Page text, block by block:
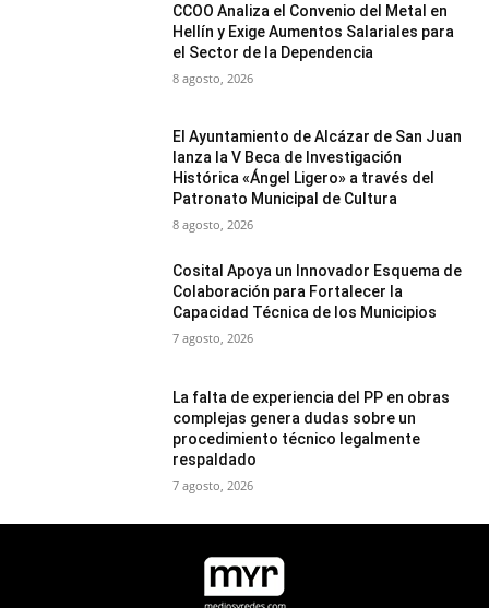
CCOO Analiza el Convenio del Metal en
Hellín y Exige Aumentos Salariales para
el Sector de la Dependencia
8 agosto, 2026
El Ayuntamiento de Alcázar de San Juan
lanza la V Beca de Investigación
Histórica «Ángel Ligero» a través del
Patronato Municipal de Cultura
8 agosto, 2026
Cosital Apoya un Innovador Esquema de
Colaboración para Fortalecer la
Capacidad Técnica de los Municipios
7 agosto, 2026
La falta de experiencia del PP en obras
complejas genera dudas sobre un
procedimiento técnico legalmente
respaldado
7 agosto, 2026